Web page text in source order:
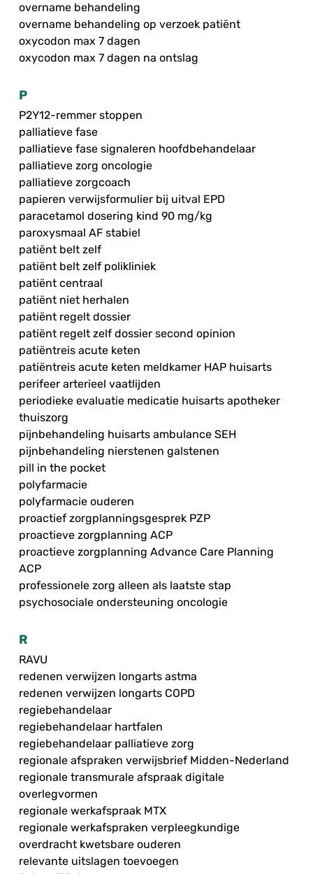
overname behandeling
overname behandeling op verzoek patiënt
oxycodon max 7 dagen
oxycodon max 7 dagen na ontslag
P
P2Y12-remmer stoppen
palliatieve fase
palliatieve fase signaleren hoofdbehandelaar
palliatieve zorg oncologie
palliatieve zorgcoach
papieren verwijsformulier bij uitval EPD
paracetamol dosering kind 90 mg/kg
paroxysmaal AF stabiel
patiënt belt zelf
patiënt belt zelf polikliniek
patiënt centraal
patiënt niet herhalen
patiënt regelt dossier
patiënt regelt zelf dossier second opinion
patiëntreis acute keten
patiëntreis acute keten meldkamer HAP huisarts
perifeer arterieel vaatlijden
periodieke evaluatie medicatie huisarts apotheker
thuiszorg
pijnbehandeling huisarts ambulance SEH
pijnbehandeling nierstenen galstenen
pill in the pocket
polyfarmacie
polyfarmacie ouderen
proactief zorgplanningsgesprek PZP
proactieve zorgplanning ACP
proactieve zorgplanning Advance Care Planning
ACP
professionele zorg alleen als laatste stap
psychosociale ondersteuning oncologie
R
RAVU
redenen verwijzen longarts astma
redenen verwijzen longarts COPD
regiebehandelaar
regiebehandelaar hartfalen
regiebehandelaar palliatieve zorg
regionale afspraken verwijsbrief Midden-Nederland
regionale transmurale afspraak digitale
overlegvormen
regionale werkafspraak MTX
regionale werkafspraken verpleegkundige
overdracht kwetsbare ouderen
relevante uitslagen toevoegen